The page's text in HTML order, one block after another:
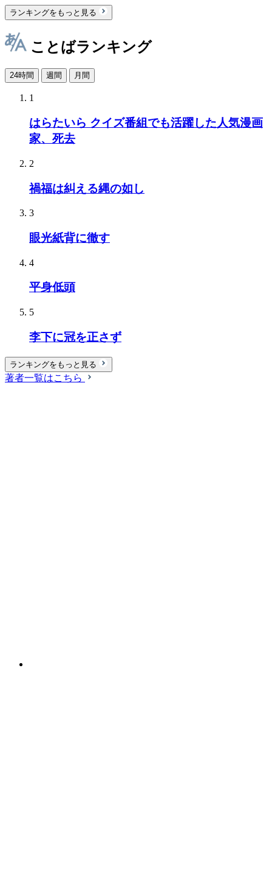
ランキングをもっと見る
ことばランキング
24時間 週間 月間
1
はらたいら クイズ番組でも活躍した人気漫画
家、死去
2
禍福は糾える縄の如し
3
眼光紙背に徹す
4
平身低頭
5
李下に冠を正さず
ランキングをもっと見る
著者一覧はこちら